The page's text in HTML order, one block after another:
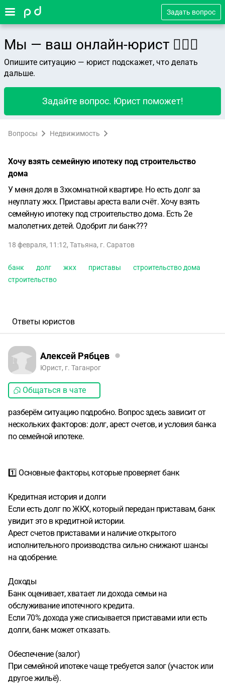
Задать вопрос
Мы — ваш онлайн-юрист 👨🏻‍⚖️
Опишите ситуацию — юрист подскажет, что делать
дальше.
Задайте вопрос. Юрист поможет!
Вопросы Недвижимость
Хочу взять семейную ипотеку под строительство
дома
У меня доля в 3хкомнатной квартире. Но есть долг за
неуплату жкх. Приставы ареста вали счёт. Хочу взять
семейную ипотеку под строительство дома. Есть 2е
малолетних детей. Одобрит ли банк???
18 февраля, 11:12, Татьяна, г. Саратов
банк долг жкх приставы
строительство дома
строительство
Ответы юристов
Алексей Рябцев
Юрист, г. Таганрог
Общаться в чате
разберём ситуацию подробно. Вопрос здесь зависит от
нескольких факторов: долг, арест счетов, и условия банка
по семейной ипотеке.
1️⃣ Основные факторы, которые проверяет банк
Кредитная история и долги
Если есть долг по ЖКХ, который передан приставам, банк
увидит это в кредитной истории.
Арест счетов приставами и наличие открытого
исполнительного производства сильно снижают шансы
на одобрение.
Доходы
Банк оценивает, хватает ли дохода семьи на
обслуживание ипотечного кредита.
Если 70% дохода уже списывается приставами или есть
долги, банк может отказать.
Обеспечение (залог)
При семейной ипотеке чаще требуется залог (участок или
другое жильё).